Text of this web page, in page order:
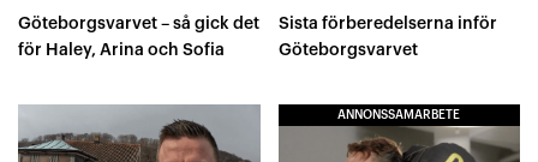
Göteborgsvarvet – så gick det
för Haley, Arina och Sofia
Sista förberedelserna inför
Göteborgsvarvet
ANNONSSAMARBETE